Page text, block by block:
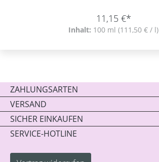
11,15 €*
Inhalt: 100 ml (111,50 € / l)
ZAHLUNGSARTEN
VERSAND
SICHER EINKAUFEN
SERVICE-HOTLINE